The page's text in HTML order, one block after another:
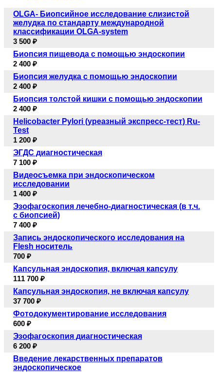
OLGA- Биопсийное исследование слизистой
желудка по стандарту международной
классификации OLGA-system
3 500 ₽
Биопсия пищевода с помощью эндоскопии
2 400 ₽
Биопсия желудка с помощью эндоскопии
2 400 ₽
Биопсия толстой кишки с помощью эндоскопии
2 400 ₽
Helicobacter Pylori (уреазный экспресс-тест) Ru-
Test
1 200 ₽
ЭГДС диагностическая
7 100 ₽
Видеосъемка при эндоскопическом
исследовании
1 400 ₽
Эзофагоскопия лечебно-диагностическая (в т.ч.
с биопсией)
7 400 ₽
Запись эндоскопического исследования на
Flesh носитель
700 ₽
Капсульная эндоскопия, включая капсулу
111 700 ₽
Капсульная эндоскопия, не включая капсулу
37 700 ₽
Фотодокументирование исследования
600 ₽
Эзофагоскопия диагностическая
6 200 ₽
Введение лекарственных препаратов
эндоскопическое